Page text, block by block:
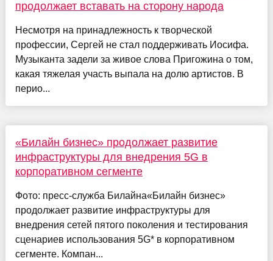
продолжает вставать на сторону народа
Несмотря на принадлежность к творческой
профессии, Сергей не стал поддерживать Иосифа.
Музыканта задели за живое слова Пригожина о том,
какая тяжелая участь выпала на долю артистов. В
перио...
«Билайн бизнес» продолжает развитие
инфраструктуры для внедрения 5G в
корпоративном сегменте
Фото: пресс-служба Билайна«Билайн бизнес»
продолжает развитие инфраструктуры для
внедрения сетей пятого поколения и тестирования
сценариев использования 5G* в корпоративном
сегменте. Компан...